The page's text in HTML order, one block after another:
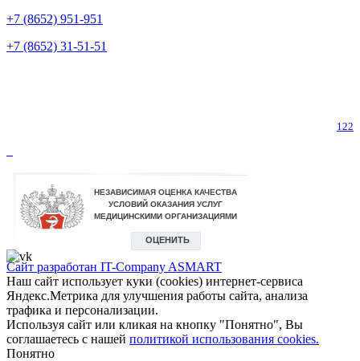
+7 (8652) 951-951
+7 (8652) 31-51-51
122
Сайт разработан IT-Company ASMART
Наш сайт использует куки (cookies) интернет-сервиса
Яндекс.Метрика для улучшения работы сайта, анализа
трафика и персонализации.
Используя сайт или кликая на кнопку "Понятно", Вы
соглашаетесь с нашей политикой использования cookies.
Понятно